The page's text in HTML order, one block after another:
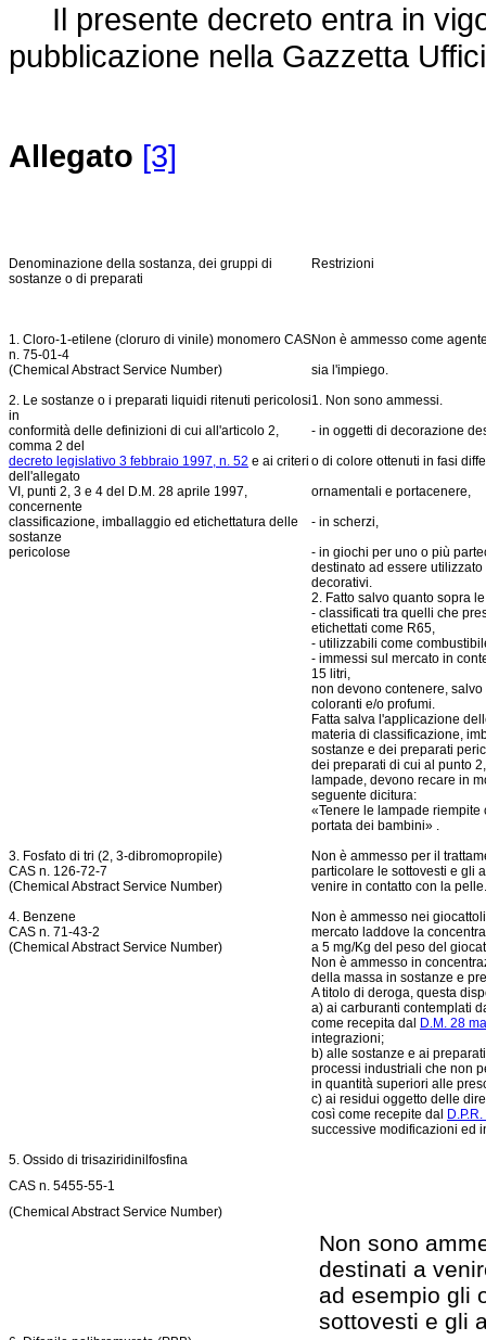
Il presente decreto entra in
pubblicazione nella Gazzetta
Allegato [3]
Denominazione della sostanza, dei gruppi di
sostanze o di preparati
Restrizioni
1. Cloro-1-etilene (cloruro di vinile) monomero CAS
n. 75-01-4
Non è ammesso come
(Chemical Abstract Service Number)
sia l'impiego.
2. Le sostanze o i preparati liquidi ritenuti pericolosi
in
1. Non sono ammessi.
conformità delle definizioni di cui all'articolo 2,
comma 2 del
- in oggetti di decorazione
decreto legislativo 3 febbraio 1997, n. 52 e ai criteri
dell'allegato
o di colore ottenuti in fasi
VI, punti 2, 3 e 4 del D.M. 28 aprile 1997,
concernente
ornamentali e portacenere,
classificazione, imballaggio ed etichettatura delle
sostanze
- in scherzi,
pericolose
- in giochi per uno o più
destinato ad essere
decorativi.
2. Fatto salvo quanto sopra
- classificati tra quelli che
etichettati come R65,
- utilizzabili come
- immessi sul mercato in
15 litri,
non devono contenere,
coloranti e/o profumi.
Fatta salva l'applicazione
materia di classificazione,
sostanze e dei preparati
dei preparati di cui al punto
lampade, devono recare in
seguente dicitura:
«Tenere le lampade
portata dei bambini» .
3. Fosfato di tri (2, 3-dibromopropile)
Non è ammesso per il
CAS n. 126-72-7
particolare le sottovesti e gli
(Chemical Abstract Service Number)
venire in contatto con la pelle.
4. Benzene
Non è ammesso nei
CAS n. 71-43-2
mercato laddove la
(Chemical Abstract Service Number)
a 5 mg/Kg del peso del
Non è ammesso in
della massa in sostanze e
A titolo di deroga, questa
a) ai carburanti contemplati
come recepita dal D.M. 28
integrazioni;
b) alle sostanze e ai
processi industriali che non
in quantità superiori alle
c) ai residui oggetto delle
così come recepite dal
successive modificazioni ed
5. Ossido di trisaziridinilfosfina
CAS n. 5455-55-1
(Chemical Abstract Service Number)
Non sono
destinati a
ad esempio gli
sottovesti e gli